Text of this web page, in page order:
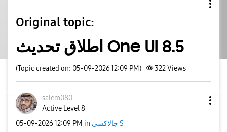
Original topic:
اطلاق تحديث One UI 8.5
(Topic created on: 05-09-2026 12:09 PM) 322Views
salem080
Active Level 8
‎05-09-202612:09 PM in جالاكسى S